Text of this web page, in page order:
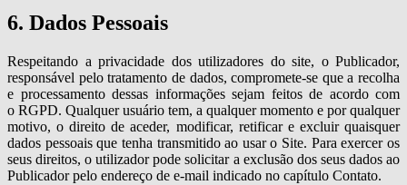
6. Dados Pessoais
Respeitando a privacidade dos utilizadores do site, o Publicador,
responsável pelo tratamento de dados, compromete-se que a recolha
e processamento dessas informações sejam feitos de acordo com
o RGPD. Qualquer usuário tem, a qualquer momento e por qualquer
motivo, o direito de aceder, modificar, retificar e excluir quaisquer
dados pessoais que tenha transmitido ao usar o Site. Para exercer os
seus direitos, o utilizador pode solicitar a exclusão dos seus dados ao
Publicador pelo endereço de e-mail indicado no capítulo Contato.